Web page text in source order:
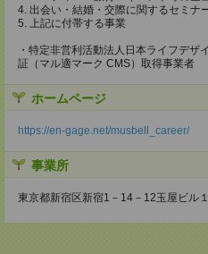
4. 出会い・結婚・交際に関するセミナ
5. 上記に付帯する事業
・特定非営利活動法人日本ライフデ
証（マル適マーク CMS）取得事業者
ホームページ
https://en-gage.net/musbell_career/
事業所
東京都新宿区新宿1－14－12玉屋ビル